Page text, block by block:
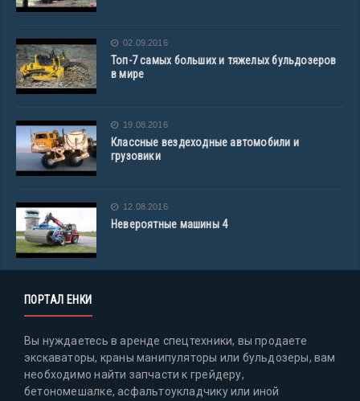
02.09.2016
Топ-7 самых больших и тяжелых бульдозеров
в мире
19.08.2016
Классные вездеходные автомобили и
грузовики
12.08.2016
Невероятные машины 4
ПОРТАЛ ЕНКИ
Вы нуждаетесь в аренде спецтехники, вы продаете
экскаваторы, краны манипуляторы или бульдозеры, вам
необходимо найти запчасти к грейдеру,
бетономешалке, асфальтоукладчику или иной